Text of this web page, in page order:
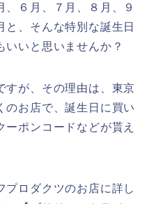
、６月、７月、８月、９
と、そんな特別な誕生日
いいと思いませんか？
すが、その理由は、東京
のお店で、誕生日に買い
ポンコードなどが貰え
プロダクツのお店に詳し